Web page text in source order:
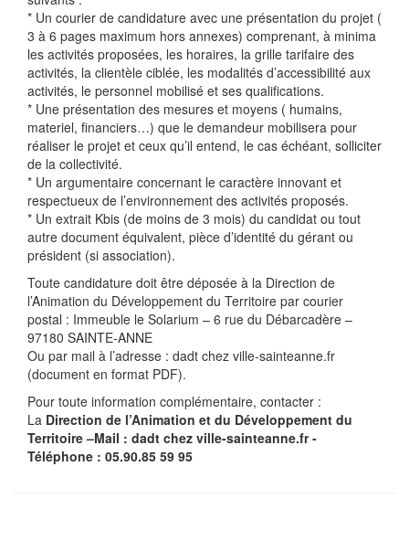
* Un courier de candidature avec une présentation du projet (
3 à 6 pages maximum hors annexes) comprenant, à minima
les activités proposées, les horaires, la grille tarifaire des
activités, la clientèle ciblée, les modalités d’accessibilité aux
activités, le personnel mobilisé et ses qualifications.
* Une présentation des mesures et moyens ( humains,
materiel, financiers…) que le demandeur mobilisera pour
réaliser le projet et ceux qu’il entend, le cas échéant, solliciter
de la collectivité.
* Un argumentaire concernant le caractère innovant et
respectueux de l’environnement des activités proposés.
* Un extrait Kbis (de moins de 3 mois) du candidat ou tout
autre document équivalent, pièce d’identité du gérant ou
président (si association).
Toute candidature doit être déposée à la Direction de
l’Animation du Développement du Territoire par courier
postal : Immeuble le Solarium – 6 rue du Débarcadère –
97180 SAINTE-ANNE
Ou par mail à l’adresse : dadt chez ville-sainteanne.fr
(document en format PDF).
Pour toute information complémentaire, contacter :
La Direction de l’Animation et du Développement du
Territoire –Mail : dadt chez ville-sainteanne.fr -
Téléphone : 05.90.85 59 95